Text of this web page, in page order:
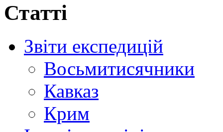
Статті
Звіти експедицій
Восьмитисячники
Кавказ
Крим